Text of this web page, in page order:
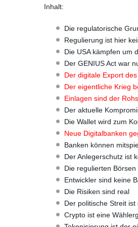
Inhalt:
Die regulatorische
Regulierung ist hier
Die USA kämpfen um
Der GENIUS Act war
Der digitale Export
Der eigentliche Krieg
Einlagen sind der
Der aktuelle
Die Wallet wird zum
Neue Digitalbanken
Banken können
Der Anlegerschutz ist
Die regulierten
Entwickler sind keine
Die Risiken sind real
Der politische Streit
Crypto ist eine